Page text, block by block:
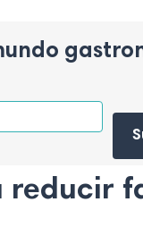
Por
reducir